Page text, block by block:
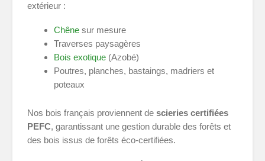
extérieur :
Chênesur mesure
Traverses paysagères
Bois exotique(Azobé)
Poutres, planches, bastaings, madriers et
poteaux
Nos bois français proviennent de scieries certifiées
PEFC, garantissant une gestion durable des forêts et
des bois issus de forêts éco-certifiées.